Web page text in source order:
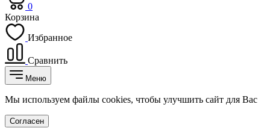
0
Корзина
Избранное
Сравнить
Меню
Мы используем файлы cookies, чтобы улучшить сайт для Вас
Согласен